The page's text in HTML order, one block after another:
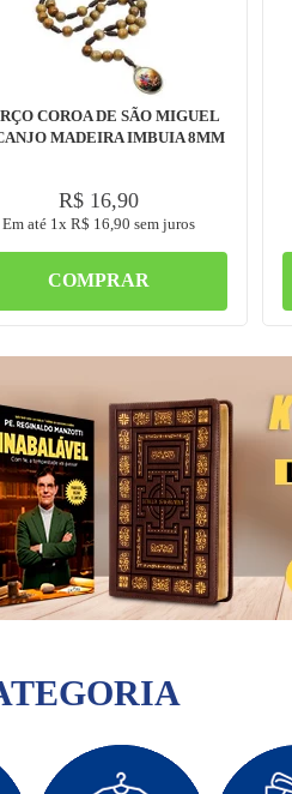
COROA DE SÃO MIGUEL
MADEIRA IMBUIA 8MM
R$ 16,90
Em até 1xR$ 16,90 sem juros
COMPRAR